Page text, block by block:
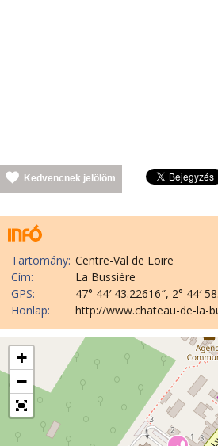
Kedvencnek jelölöm
Tartomány: Centre-Val de Loire
Cím:
La Bussière
GPS:
47° 44′ 43.22616″, 2° 44′
Honlap:
http://www.chateau-de-la-
+
−